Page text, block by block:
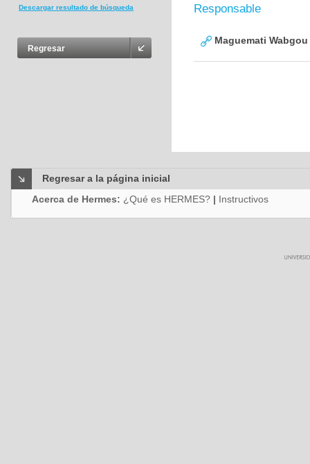
Descargar resultado de búsqueda
Regresar
Responsable
Maguemati Wabgou
Regresar a la página inicial
Acerca de Hermes: ¿Qué es HERMES? | Instructivos